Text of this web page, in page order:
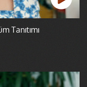
Tanıtımı